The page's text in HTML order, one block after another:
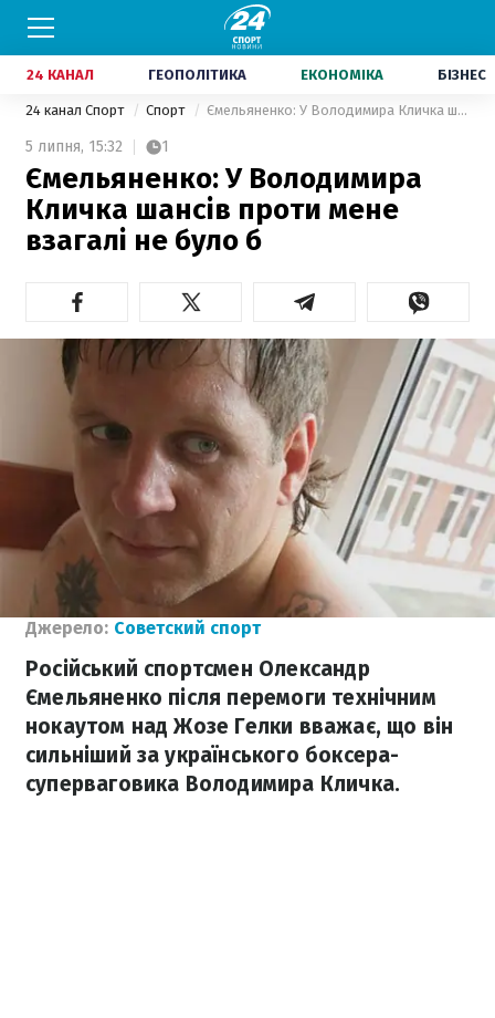
24 КАНАЛ ГЕОПОЛІТИКА ЕКОНОМІКА БІЗНЕС
24 канал Спорт Спорт Ємельяненко: У Володимира Кличка шансів проти мене взагалі не було б
5 липня, 15:32 1
Ємельяненко: У Володимира
Кличка шансів проти мене
взагалі не було б
Джерело: Советский спорт
Російський спортсмен Олександр
Ємельяненко після перемоги технічним
нокаутом над Жозе Гелки вважає, що він
сильніший за українського боксера-
суперваговика Володимира Кличка.